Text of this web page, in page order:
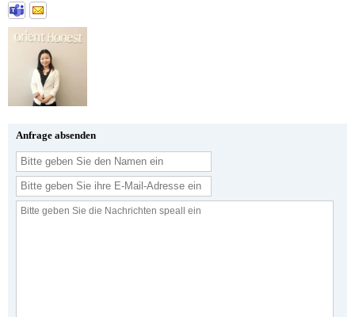
Anfrage absenden